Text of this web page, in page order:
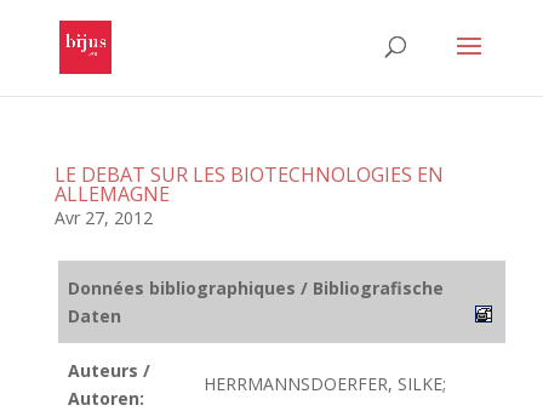
LE DEBAT SUR LES BIOTECHNOLOGIES EN
ALLEMAGNE
Avr 27, 2012
Données bibliographiques / Bibliografische
Daten
Auteurs /
Autoren:
HERRMANNSDOERFER, SILKE;